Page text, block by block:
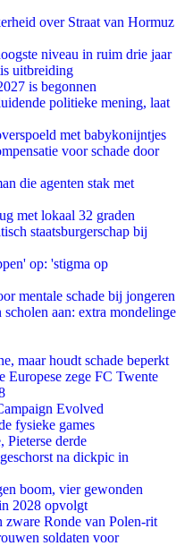
over Straat van Hormuz
niveau in ruim drie jaar
uitbreiding
is begonnen
politieke mening, laat
met babykonijntjes
voor schade door
die agenten stak met
met lokaal 32 graden
staatsburgerschap bij
op: 'stigma op
mentale schade bij jongeren
aan: extra mondelinge
maar houdt schade beperkt
Europese zege FC Twente
Evolved
fysieke games
derde
na dickpic in
boom, vier gewonden
2028 opvolgt
zware Ronde van Polen-rit
soldaten voor